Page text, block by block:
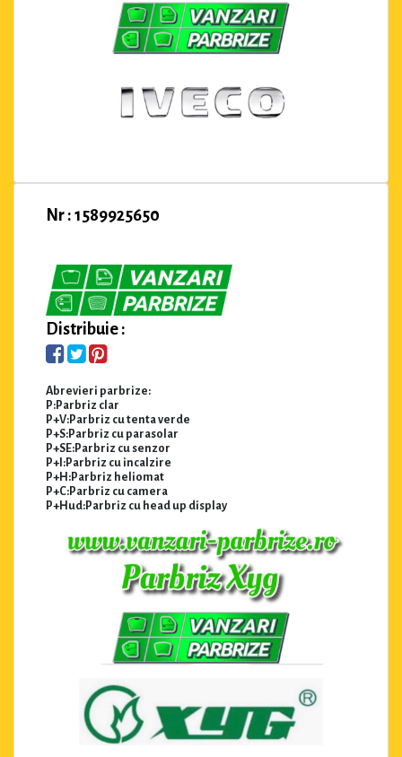
Nr : 1589925650
Distribuie :
Abrevieri parbrize:
P:Parbriz clar
P+V:Parbriz cu tenta verde
P+S:Parbriz cu parasolar
P+SE:Parbriz cu senzor
P+I:Parbriz cu incalzire
P+H:Parbriz heliomat
P+C:Parbriz cu camera
P+Hud:Parbriz cu head up display